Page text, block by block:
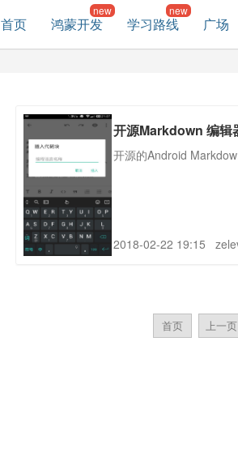
首页 鸿蒙开发 学习路线 广场
开源Markdown 编辑
开源的Android
2018-02-22 19:15
首页 上一页